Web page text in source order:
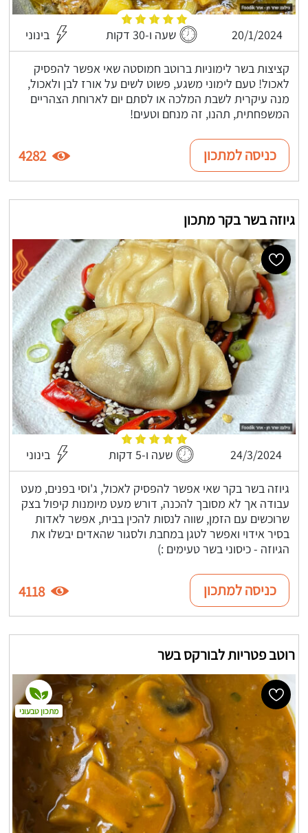
20/1/2024 שעה ו-30 דקות בינוני
קציצות בשר לימוניות ברוטב חמוסטה שאי אפשר להפסיק
לאכול! טעם לימוני משגע, פשוט לשים על אורז לבן ולאכול,
מנה עיקרית לשבת המלכה או לסתם יום לארוחת הצהריים
המשפחתית, תהנו, זה מנחם וטעים!
כניסה למתכון 4282
גיוזה בשר בקר מתכון
24/3/2024 שעה ו-5 דקות בינוני
גיוזה בשר בקר שאי אפשר להפסיק לאכול, ג'וסי בפנים, מעט
עבודה אך לא מסובך להכנה, דורש מעט מיומנות קיפול בצק
שרוכשים עם הזמן, שווה לנסות להכין בבית, אפשר לאדות
בסיר אידוי ואפשר לטגן במחבת ולסגור שהאדים יבשלו את
הגיוזה - כיסוני בשר טעימים :)
כניסה למתכון 4118
רוטב פטריות לבורקס בשר
מתכון טבעוני